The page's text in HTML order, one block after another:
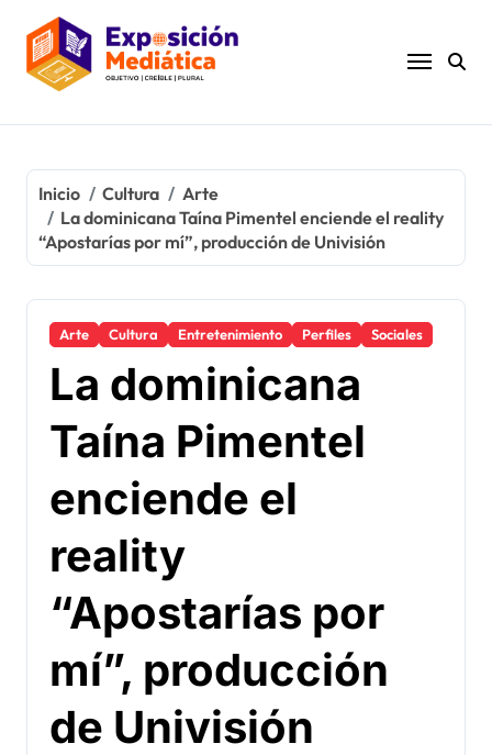
contenido
Inicio Cultura
Arte
La dominicana Taína Pimentel enciende el reality
“Apostarías por mí”, producción de Univisión
Arte Cultura Entretenimiento Perfiles Sociales
La dominicana
Taína Pimentel
enciende el
reality
“Apostarías por
mí”, producción
de Univisión